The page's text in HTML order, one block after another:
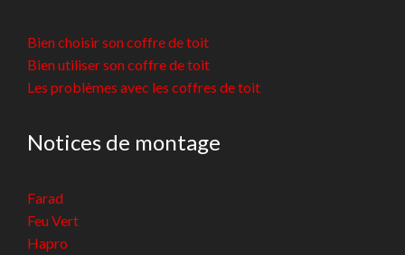
Bien choisir son coffre de toit
Bien utiliser son coffre de toit
Les problèmes avec les coffres de toit
Notices de montage
Farad
Feu Vert
Hapro